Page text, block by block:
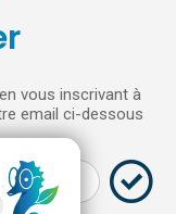
vous inscrivant à
email ci-dessous